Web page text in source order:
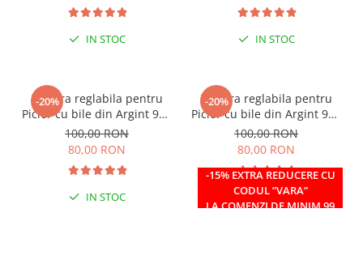
IN STOC IN STOC
-20%
Bratara reglabila pentru
Picior cu bile din Argint 925
si margele Miyuki rosii
100,00 RON
80,00 RON
IN STOC
-20%
-15% EXTRA REDUCERE CU
CODUL ”VARA”
LA COMENZI DE MINIM 99
Bratara reglabila pentru
Picior cu bile din Argint 925
si margele Miyuki verzi
100,00 RON
80,00 RON
IN STOC